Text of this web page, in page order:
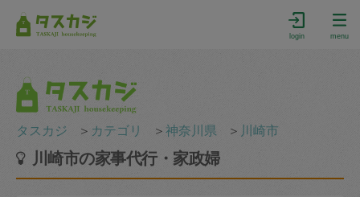
login menu
タスカジ ＞ カテゴリ ＞神奈川県 ＞ 川崎市
川崎市の家事代行・家政婦